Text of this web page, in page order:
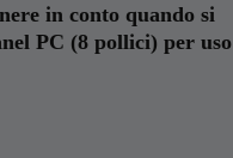
in conto quando si
PC (8 pollici) per uso